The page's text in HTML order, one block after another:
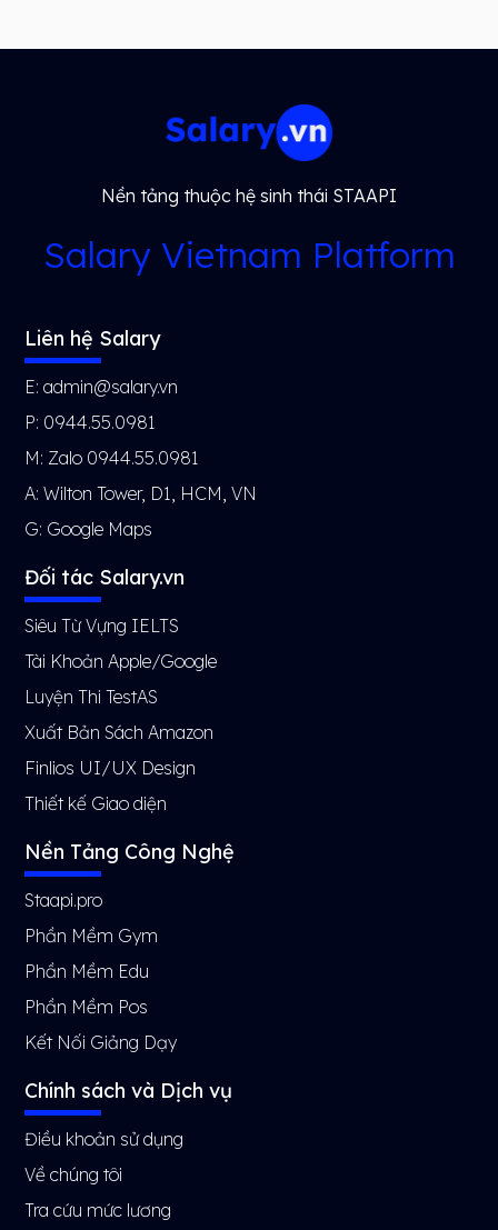
Nền tảng thuộc hệ sinh thái STAAPI
Salary Vietnam Platform
Liên hệ Salary
E: admin@salary.vn
P: 0944.55.0981
M: Zalo 0944.55.0981
A: Wilton Tower, D1, HCM, VN
G: Google Maps
Đối tác Salary.vn
Siêu Từ Vựng IELTS
Tài Khoản Apple/Google
Luyện Thi TestAS
Xuất Bản Sách Amazon
Finlios UI/UX Design
Thiết kế Giao diện
Nền Tảng Công Nghệ
Staapi.pro
Phần Mềm Gym
Phần Mềm Edu
Phần Mềm Pos
Kết Nối Giảng Dạy
Chính sách và Dịch vụ
Điều khoản sử dụng
Về chúng tôi
Tra cứu mức lương